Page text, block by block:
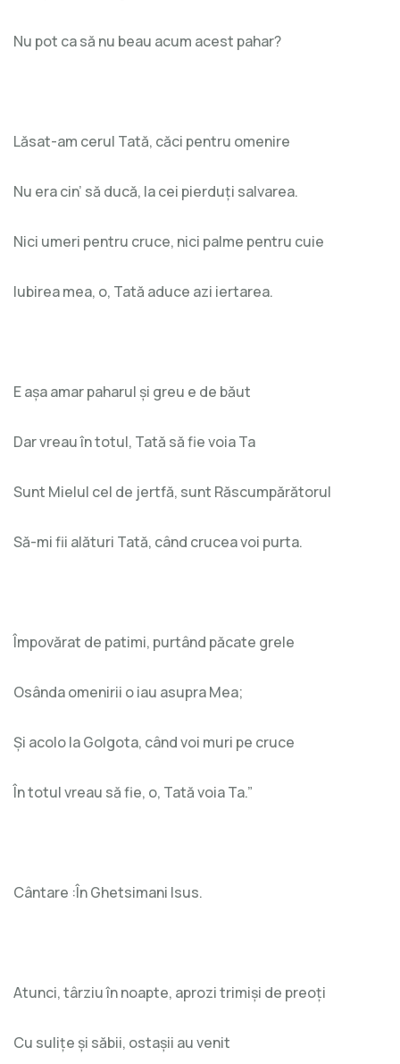
Nu pot ca să nu beau acum acest pahar?
Lăsat-am cerul Tată, căci pentru omenire
Nu era cin’ să ducă, la cei pierduți salvarea.
Nici umeri pentru cruce, nici palme pentru cuie
Iubirea mea, o, Tată aduce azi iertarea.
E așa amar paharul și greu e de băut
Dar vreau în totul, Tată să fie voia Ta
Sunt Mielul cel de jertfă, sunt Răscumpărătorul
Să-mi fii alături Tată, când crucea voi purta.
Împovărat de patimi, purtând păcate grele
Osânda omenirii o iau asupra Mea;
Și acolo la Golgota, când voi muri pe cruce
În totul vreau să fie, o, Tată voia Ta.”
Cântare :În Ghetsimani Isus.
Atunci, târziu în noapte, aprozi trimiși de preoți
Cu sulițe și săbii, ostașii au venit